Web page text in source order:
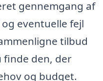
gennemgang af
eventuelle fejl
tilbud
finde den, der
og budget.